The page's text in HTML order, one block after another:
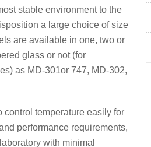
stable environment to the
a large choice of size
are available in one, two or
glass or not (for
as MD-301or 747, MD-302,
control temperature easily for
performance requirements,
with minimal